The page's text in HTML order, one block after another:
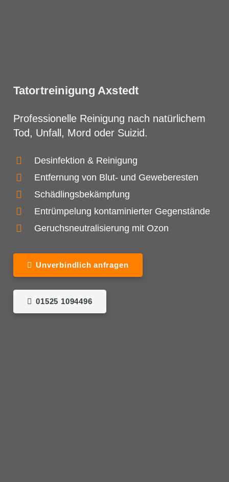
Tatortreinigung Axstedt
Professionelle Reinigung nach natürlichem
Tod, Unfall, Mord oder Suizid.
Desinfektion & Reinigung
Entfernung von Blut- und Geweberesten
Schädlingsbekämpfung
Entrümpelung kontaminierter Gegenstände
Geruchsneutralisierung mit Ozon
Unverbindlich anfragen
01525 1094496